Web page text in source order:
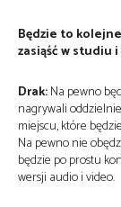
Będzie to
zasiąść w studiu
Drak:Na pewno
nagrywali
miejscu, które
Na pewno nie
będzie po prostu
wersji audio i video.